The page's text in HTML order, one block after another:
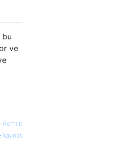
bu
ve
Remi.b
kaynak